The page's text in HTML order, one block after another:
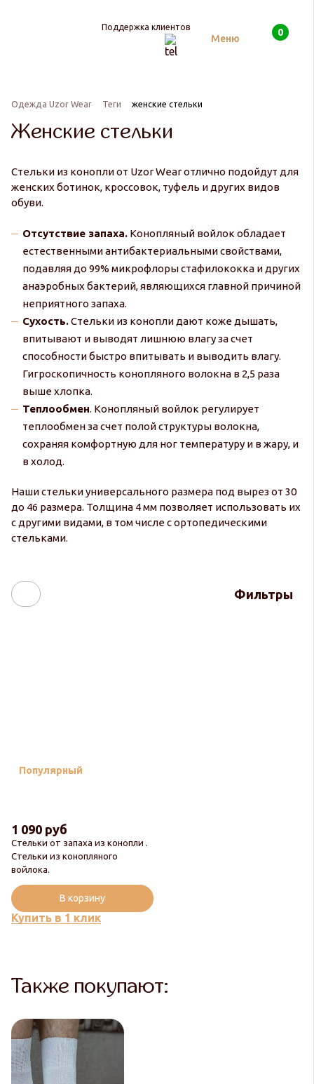
Поддержка клиентов
Меню
Поиск 0
Одежда Uzor Wear Теги женские стельки
Женские стельки
Стельки из конопли от Uzor Wear отлично подойдут для
женских ботинок, кроссовок, туфель и других видов
обуви.
Отсутствие запаха. Конопляный войлок обладает
естественными антибактериальными свойствами,
подавляя до 99% микрофлоры стафилококка и других
анаэробных бактерий, являющихся главной причиной
неприятного запаха.
Сухость.Стельки из конопли дают коже дышать,
впитывают и выводят лишнюю влагу за счет
способности быстро впитывать и выводить влагу.
Гигроскопичность конопляного волокна в 2,5 раза
выше хлопка.
Теплообмен. Конопляный войлок регулирует
теплообмен за счет полой структуры волокна,
сохраняя комфортную для ног температуру и в жару, и
в холод.
Наши стельки универсального размера под вырез от 30
до 46 размера. Толщина 4 мм позволяет использовать их
с другими видами, в том числе с ортопедическими
стельками.
Фильтры
Популярный
Стельки от запаха из конопли .
Стельки из конопляного
войлока.
1 090 руб
Купить в 1 клик
В корзину
Также покупают: